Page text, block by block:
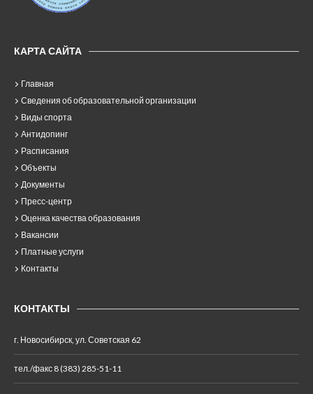
КАРТА САЙТА
Главная
Сведения об образовательной организации
Виды спорта
Антидопинг
Расписания
Объекты
Документы
Пресс-центр
Оценка качества образования
Вакансии
Платные услуги
Контакты
КОНТАКТЫ
г. Новосибирск, ул. Советская 62
тел./факс 8 (383) 285-51-11